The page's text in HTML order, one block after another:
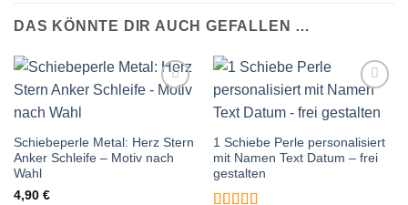
DAS KÖNNTE DIR AUCH GEFALLEN …
Schiebeperle Metal: Herz Stern
Anker Schleife – Motiv nach
Wahl
4,90 €
Wunschliste
1 Schiebe Perle personalisiert
mit Namen Text Datum – frei
gestalten